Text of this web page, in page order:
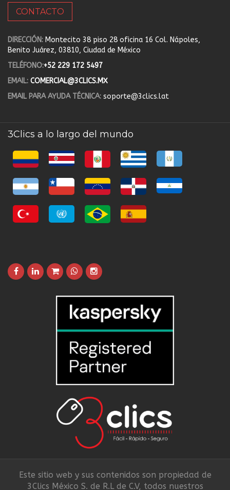
CONTACTO
DIRECCIÓN: Montecito 38 piso 28 oficina 16 Col. Nápoles,
Benito Juárez, 03810, Ciudad de México
TELÉFONO:+52 229 172 5497
EMAIL: COMERCIAL@3CLICS.MX
EMAIL PARA AYUDA TÉCNICA: soporte@3clics.lat
3Clics a lo largo del mundo
Este sitio web y sus contenidos son propiedad de
3Clics México S. de R.L de C.V, todos nuestros